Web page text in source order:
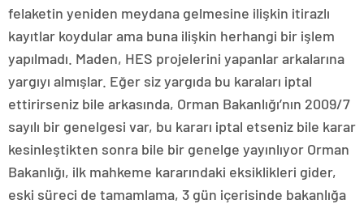
felaketin yeniden meydana gelmesine ilişkin itirazlı
kayıtlar koydular ama buna ilişkin herhangi bir işlem
yapılmadı. Maden, HES projelerini yapanlar arkalarına
yargıyı almışlar. Eğer siz yargıda bu karaları iptal
ettirirseniz bile arkasında, Orman Bakanlığı’nın 2009/7
sayılı bir genelgesi var, bu kararı iptal etseniz bile karar
kesinleştikten sonra bile bir genelge yayınlıyor Orman
Bakanlığı, ilk mahkeme kararındaki eksiklikleri gider,
eski süreci de tamamlama, 3 gün içerisinde bakanlığa